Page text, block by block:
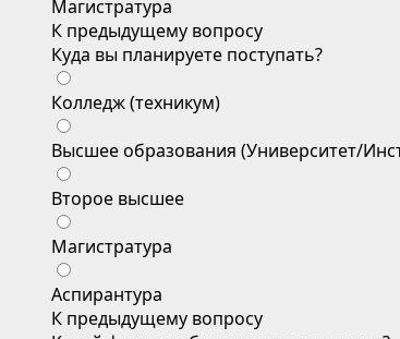
Магистратура
К предыдущему вопросу
Куда вы планируете поступать?
Колледж (техникум)
Высшее образования (Университет/
Второе высшее
Магистратура
Аспирантура
К предыдущему вопросу